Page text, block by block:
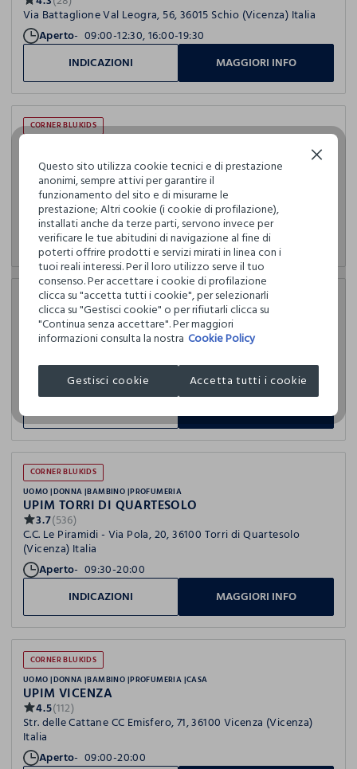
Via Battaglione Val Leogra, 56, 36015 Schio (Vicenza) Italia
Aperto 09:00-12:30, 16:00-19:30
INDICAZIONI
MAGGIORI INFO
CORNER BLUKIDS
UPIM MONTECCHIO
4.0(370)
Via Bruschi, 34, 36075 Montecchio Maggiore (Vicenza) Italia
Aperto 09:00-12:30, 15:30-19:30
INDICAZIONI
MAGGIORI INFO
CORNER BLUKIDS
UOMO
DONNA PROFUMERIA
UPIM SEDICO
3.7(15)
Via Feltre, 68, 32036 Sedico (Belluno) Italia
Aperto 08:30-12:30, 15:30-19:30
CORNER BLUKIDS
UOMO DONNA BAMBINO PROFUMERIA
UPIM TORRI DI QUARTESOLO
3.7(536)
C.C. Le Piramidi - Via Pola, 20, 36100 Torri di Quartesolo
(Vicenza) Italia
Aperto 09:30-20:00
INDICAZIONI
MAGGIORI INFO
CORNER BLUKIDS
UOMO DONNA BAMBINO PROFUMERIA CASA
UPIM VICENZA
4.5(112)
Str. delle Cattane CC Emisfero, 71, 36100 Vicenza (Vicenza)
Italia
Aperto 09:00-20:00
Questo sito utilizza cookie tecnici e di prestazione
anonimi, sempre attivi per garantire il
funzionamento del sito e di misurarne le
prestazione; Altri cookie (i cookie di profilazione),
installati anche da terze parti, servono invece per
verificare le tue abitudini di navigazione al fine di
poterti offrire prodotti e servizi mirati in linea con i
tuoi reali interessi. Per il loro utilizzo serve il tuo
consenso. Per accettare i cookie di profilazione
clicca su "accetta tutti i cookie", per selezionarli
clicca su "Gestisci cookie" o per rifiutarli clicca su
"Continua senza accettare". Per maggiori
informazioni consulta la nostra Cookie Policy
Gestisci cookie Accetta tutti i cookie
Continua senza accettare